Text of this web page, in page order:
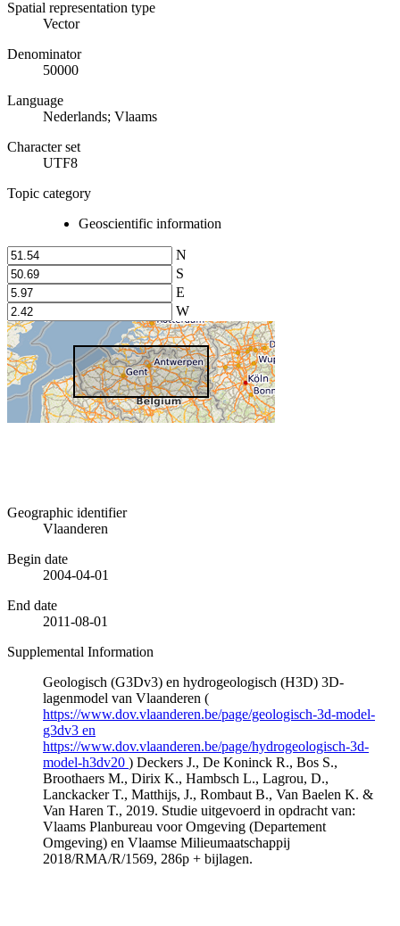
Spatial representation type
Vector
Denominator
50000
Language
Nederlands; Vlaams
Character set
UTF8
Topic category
Geoscientific information
N
S
E
W
Geographic identifier
Vlaanderen
Begin date
2004-04-01
End date
2011-08-01
Supplemental Information
Geologisch (G3Dv3) en hydrogeologisch (H3D) 3D-
lagenmodel van Vlaanderen (
https://www.dov.vlaanderen.be/page/geologisch-3d-model-
g3dv3 en
https://www.dov.vlaanderen.be/page/hydrogeologisch-3d-
model-h3dv20 ) Deckers J., De Koninck R., Bos S.,
Broothaers M., Dirix K., Hambsch L., Lagrou, D.,
Lanckacker T., Matthijs, J., Rombaut B., Van Baelen K. &
Van Haren T., 2019. Studie uitgevoerd in opdracht van:
Vlaams Planbureau voor Omgeving (Departement
Omgeving) en Vlaamse Milieumaatschappij
2018/RMA/R/1569, 286p + bijlagen.